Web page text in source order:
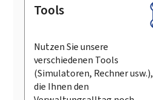
Footer
Tools
Nutzen Sie unsere
verschiedenen Tools
(Simulatoren, Rechner usw.),
die Ihnen den